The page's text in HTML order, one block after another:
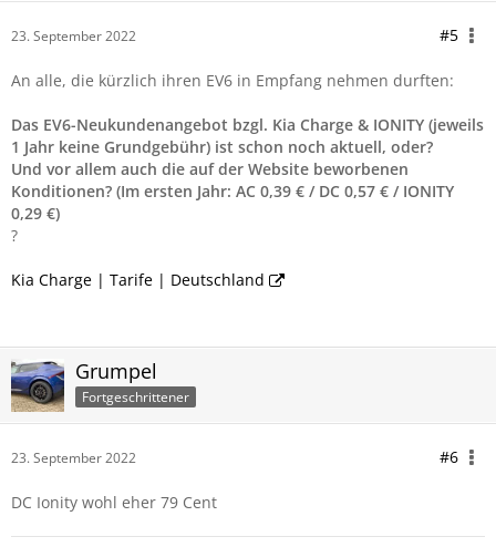
23. September 2022 #5
An alle, die kürzlich ihren EV6 in Empfang nehmen durften:
Das EV6-Neukundenangebot bzgl. Kia Charge & IONITY (jeweils
1 Jahr keine Grundgebühr) ist schon noch aktuell, oder?
Und vor allem auch die auf der Website beworbenen
Konditionen? (Im ersten Jahr: AC 0,39 € / DC 0,57 € / IONITY
0,29 €)
?
Kia Charge | Tarife | Deutschland
Grumpel
Fortgeschrittener
23. September 2022 #6
DC Ionity wohl eher 79 Cent